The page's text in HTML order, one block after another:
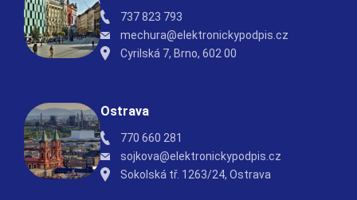
737 823 793
mechura@elektronickypodpis.cz
Cyrilská 7, Brno, 602 00
Ostrava
770 660 281
sojkova@elektronickypodpis.cz
Sokolská tř. 1263/24, Ostrava